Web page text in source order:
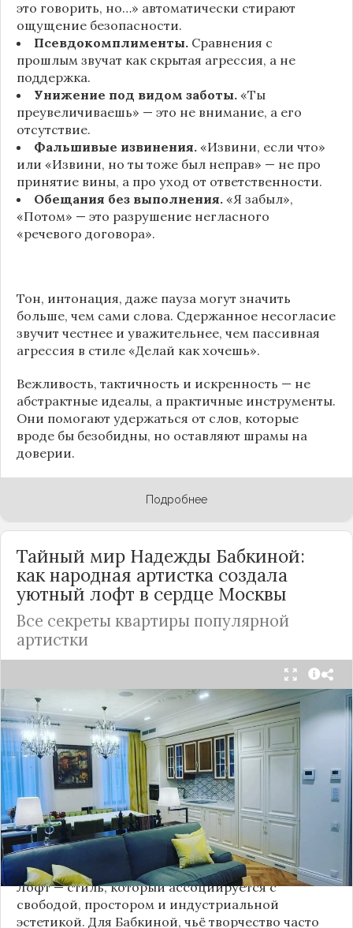
это говорить, но…» автоматически стирают
ощущение безопасности.
Псевдокомплименты. Сравнения с
прошлым звучат как скрытая агрессия, а не
поддержка.
Унижение под видом заботы. «Ты
преувеличиваешь» — это не внимание, а его
отсутствие.
Фальшивые извинения. «Извини, если что»
или «Извини, но ты тоже был неправ» — не про
принятие вины, а про уход от ответственности.
Обещания без выполнения. «Я забыл»,
«Потом» — это разрушение негласного
«речевого договора».
Тон, интонация, даже пауза могут значить
больше, чем сами слова. Сдержанное несогласие
звучит честнее и уважительнее, чем пассивная
агрессия в стиле «Делай как хочешь».
Вежливость, тактичность и искренность — не
абстрактные идеалы, а практичные инструменты.
Они помогают удержаться от слов, которые
вроде бы безобидны, но оставляют шрамы на
доверии.
Подробнее
Тайный мир Надежды Бабкиной:
как народная артистка создала
уютный лофт в сердце Москвы
Все секреты квартиры популярной
артистки
Народная артисткаРоссииНадежда Бабкина,
известная своей любовью к традиционному
стилю и народной эстетике, удивила
поклонников, выбрав для своей новой
московской квартиры современный стиль лофт.
Это решение стало настоящим откровением,
демонстрирующим её умение сочетать классику
и актуальные тенденции. Подробности о
проекте раскрывает канал “DOMEO | РЕМОНТ
КВАРТИР | НЕДВИЖИМОСТЬ” 2.
Лофт — стиль, который ассоциируется с
свободой, простором и индустриальной
эстетикой. Для Бабкиной, чьё творчество часто